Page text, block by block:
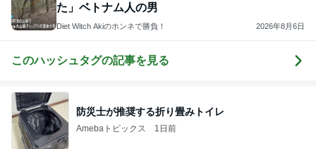
た」ベトナム人の男
Diet Witch Akiのホンネで勝負！ 2026年8月6日
このハッシュタグの記事を見る
防災士が推奨する折り畳みトイレ
Amebaトピックス 1日前